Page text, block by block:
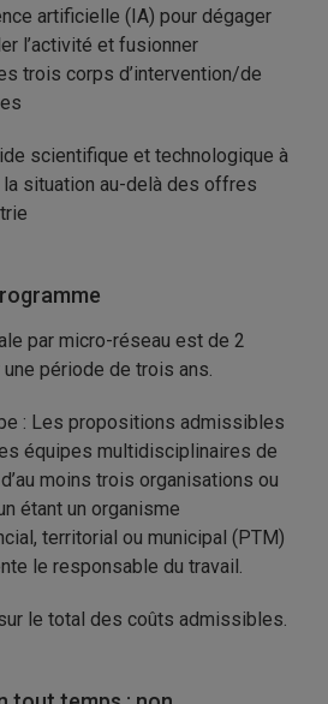
artificielle (IA) pour dégager
l’activité et fusionner
trois corps d’intervention/de
scientifique et technologique à
situation au-delà des offres
par micro-réseau est de 2
période de trois ans.
: Les propositions admissibles
équipes multidisciplinaires de
moins trois organisations ou
étant un organisme
territorial ou municipal (PTM)
le responsable du travail.
le total des coûts admissibles.